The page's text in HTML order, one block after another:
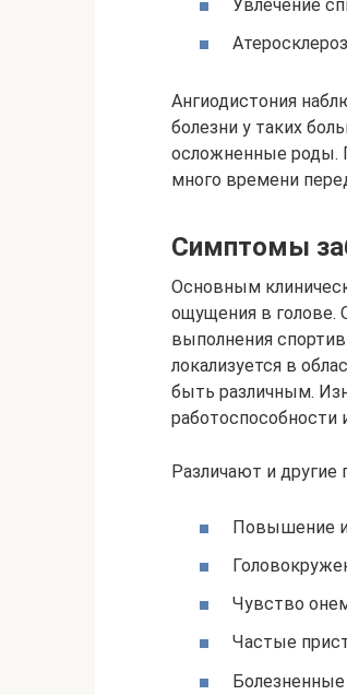
Увлечение
Ангиодистония
болезни у таких
осложненные роды.
много времени
Симптомы
Основным
ощущения в голове.
выполнения
локализуется в
быть различным.
работоспособности
Различают и другие
Повышение
Чувство
Частые